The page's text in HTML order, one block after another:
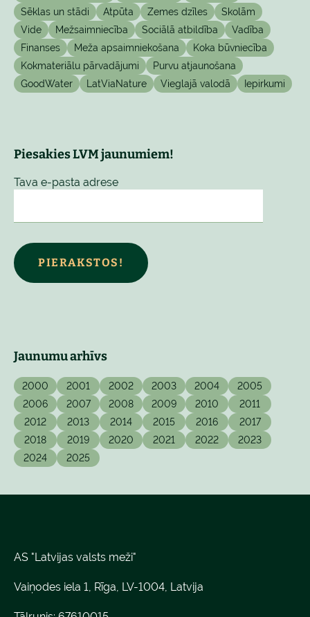
Sēklas un stādi
Atpūta Zemes dzīles
Skolām
Vide
Mežsaimniecība Sociālā atbildība
Vadība
Finanses
Meža apsaimniekošana
Koka būvniecība
Kokmateriālu pārvadājumi
Purvu atjaunošana
GoodWater
LatViaNature Vieglajā valodā Iepirkumi
Piesakies LVM jaunumiem!
Tava e-pasta adrese
PIERAKSTOS!
Jaunumu arhīvs
2000 2001 2002 2003 2004
2005
2006
2007 2008 2009 2010
2011
2012
2013 2014 2015 2016
2017
2018
2019 2020 2021 2022
2023
2024
2025
AS "Latvijas valsts meži"
Vaiņodes iela 1, Rīga, LV-1004, Latvija